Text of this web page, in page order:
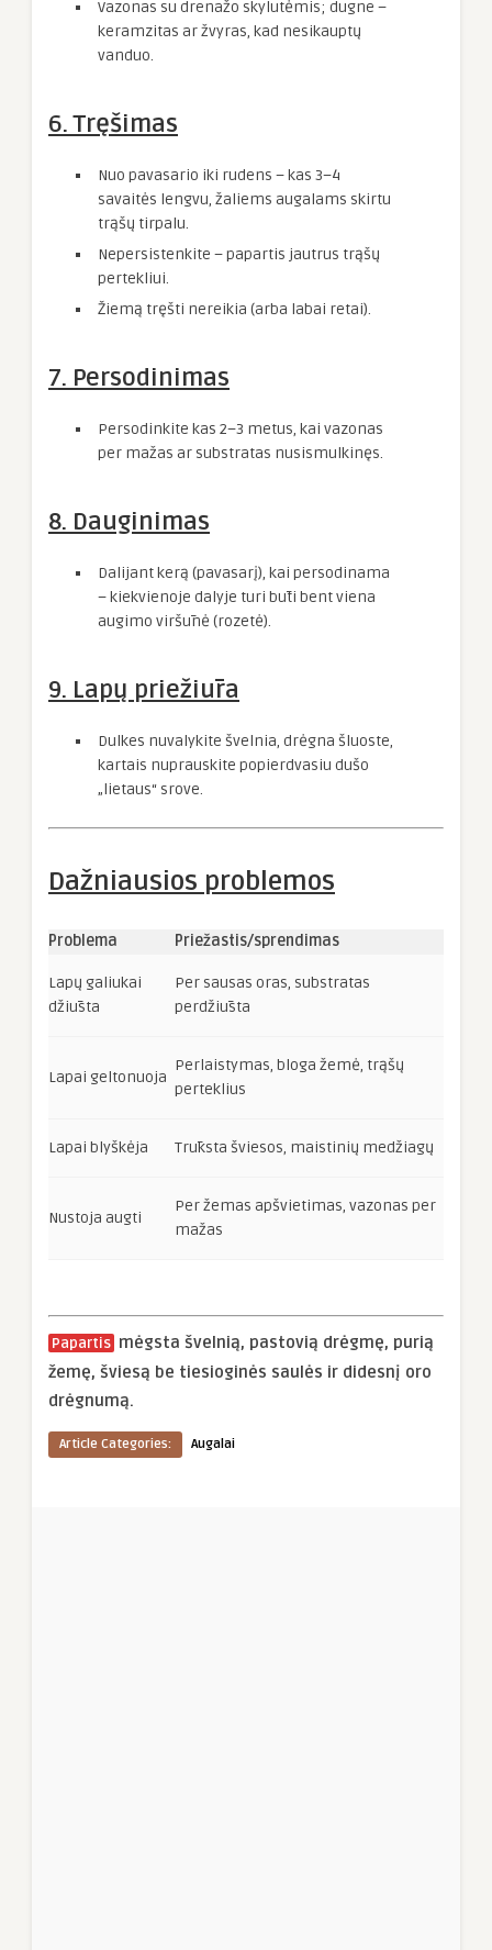
Vazonas su drenažo skylutėmis; dugne –
keramzitas ar žvyras, kad nesikauptų
vanduo.
6. Tręšimas
Nuo pavasario iki rudens – kas 3–4
savaitės lengvu, žaliems augalams skirtu
trąšų tirpalu.
Nepersistenkite – papartis jautrus trąšų
pertekliui.
Žiemą tręšti nereikia (arba labai retai).
7. Persodinimas
Persodinkite kas 2–3 metus, kai vazonas
per mažas ar substratas nusismulkinęs.
8. Dauginimas
Dalijant kerą (pavasarį), kai persodinama
– kiekvienoje dalyje turi būti bent viena
augimo viršūnė (rozetė).
9. Lapų priežiūra
Dulkes nuvalykite švelnia, drėgna šluoste,
kartais nuprauskite popierdvasiu dušo
„lietaus“ srove.
Dažniausios problemos
Problema Priežastis/sprendimas
Lapų galiukai
džiūsta
Per sausas oras, substratas
perdžiūsta
Lapai geltonuoja
Perlaistymas, bloga žemė, trąšų
perteklius
Lapai blyškėja Trūksta šviesos, maistinių medžiagų
Nustoja augti
Per žemas apšvietimas, vazonas per
mažas
Papartis mėgsta švelnią, pastovią drėgmę, purią
žemę, šviesą be tiesioginės saulės ir didesnį oro
drėgnumą.
Article Categories: Augalai